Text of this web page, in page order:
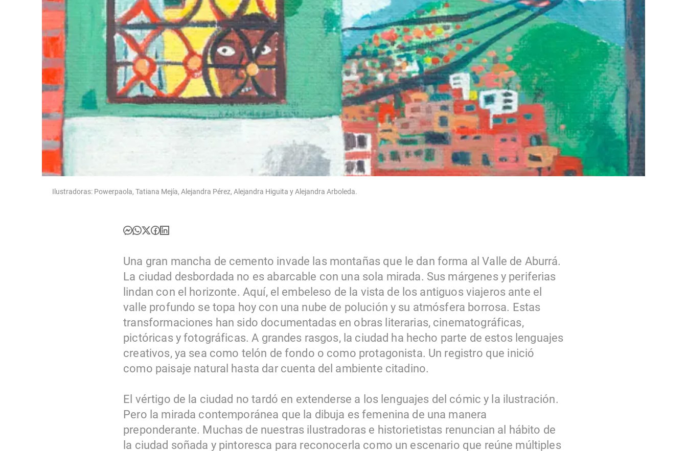
Ilustradoras: Powerpaola, Tatiana Mejía, Alejandra Pérez, Alejandra Higuita y Alejandra Arboleda.
Una gran mancha de cemento invade las montañas que le dan forma al Valle de Aburrá.
La ciudad desbordada no es abarcable con una sola mirada. Sus márgenes y periferias
lindan con el horizonte. Aquí, el embeleso de la vista de los antiguos viajeros ante el
valle profundo se topa hoy con una nube de polución y su atmósfera borrosa. Estas
transformaciones han sido documentadas en obras literarias, cinematográficas,
pictóricas y fotográficas. A grandes rasgos, la ciudad ha hecho parte de estos lenguajes
creativos, ya sea como telón de fondo o como protagonista. Un registro que inició
como paisaje natural hasta dar cuenta del ambiente citadino.
El vértigo de la ciudad no tardó en extenderse a los lenguajes del cómic y la ilustración.
Pero la mirada contemporánea que la dibuja es femenina de una manera
preponderante. Muchas de nuestras ilustradoras e historietistas renuncian al hábito de
la ciudad soñada y pintoresca para reconocerla como un escenario que reúne múltiples